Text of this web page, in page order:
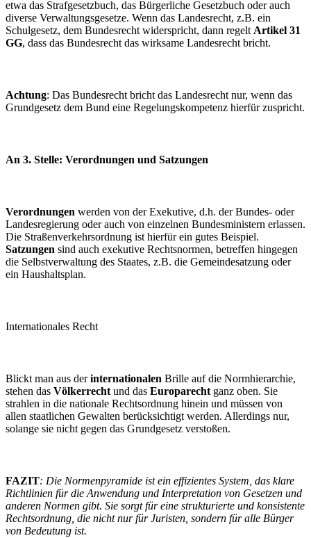
etwa das Strafgesetzbuch, das Bürgerliche Gesetzbuch oder auch
diverse Verwaltungsgesetze. Wenn das Landesrecht, z.B. ein
Schulgesetz, dem Bundesrecht widerspricht, dann regelt Artikel 31
GG, dass das Bundesrecht das wirksame Landesrecht bricht.
Achtung: Das Bundesrecht bricht das Landesrecht nur, wenn das
Grundgesetz dem Bund eine Regelungskompetenz hierfür zuspricht.
An 3. Stelle: Verordnungen und Satzungen
Verordnungen werden von der Exekutive, d.h. der Bundes- oder
Landesregierung oder auch von einzelnen Bundesministern erlassen.
Die Straßenverkehrsordnung ist hierfür ein gutes Beispiel.
Satzungen sind auch exekutive Rechtsnormen, betreffen hingegen
die Selbstverwaltung des Staates, z.B. die Gemeindesatzung oder
ein Haushaltsplan.
Internationales Recht
Blickt man aus derinternationalen Brille auf die Normhierarchie,
stehen das Völkerrecht und das Europarecht ganz oben. Sie
strahlen in die nationale Rechtsordnung hinein und müssen von
allen staatlichen Gewalten berücksichtigt werden. Allerdings nur,
solange sie nicht gegen das Grundgesetz verstoßen.
FAZIT: Die Normenpyramide ist ein effizientes System, das klare
Richtlinien für die Anwendung und Interpretation von Gesetzen und
anderen Normen gibt. Sie sorgt für eine strukturierte und konsistente
Rechtsordnung, die nicht nur für Juristen, sondern für alle Bürger
von Bedeutung ist.